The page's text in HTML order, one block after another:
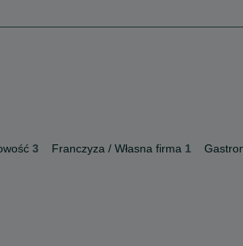
3 Franczyza / Własna firma 1